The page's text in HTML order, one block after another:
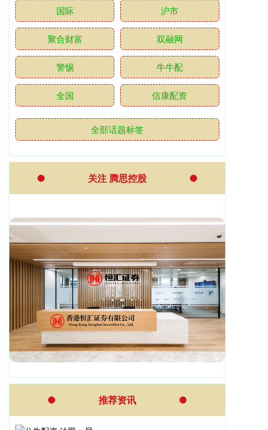
国际 沪市
聚合财富 双融网
警惕 牛牛配
全国 信康配资
全部话题标签
关注 腾思控股
推荐资讯